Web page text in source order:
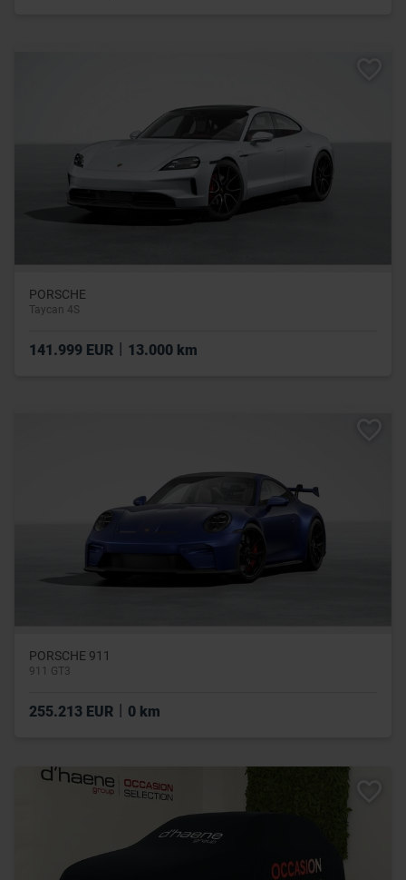
PORSCHE
Taycan 4S
141.999 EUR 13.000 km
PORSCHE 911
911 GT3
255.213 EUR | 0 km